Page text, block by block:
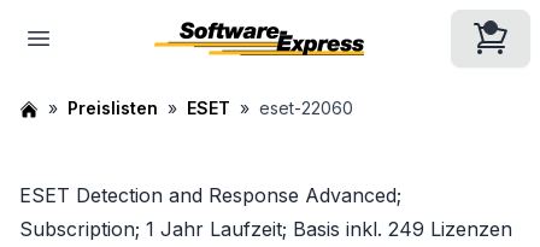
Preislisten ESET eset-22060
ESET Detection and Response Advanced;
Subscription; 1 Jahr Laufzeit; Basis inkl. 249 Lizenzen